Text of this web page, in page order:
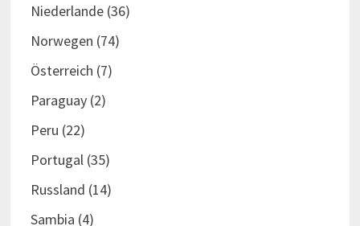
Niederlande(36)
Norwegen (74)
Österreich (7)
Paraguay(2)
Peru (22)
Portugal (35)
Russland (14)
Sambia (4)